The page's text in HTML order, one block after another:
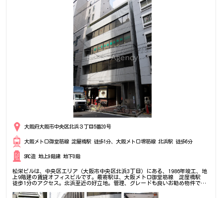
大阪府大阪市中央区北浜３丁目5番20号
大阪メトロ御堂筋線 淀屋橋駅 徒歩1分、大阪メトロ堺筋線 北浜駅 徒歩6分
SRC造 地上9階建 地下0階
松栄ビルは、中央区エリア（大阪市中央区北浜3丁目）にある、1986年竣工、地
上9階建の賃貸オフィスビルです。最寄駅は、大阪メトロ御堂筋線 淀屋橋駅
徒歩1分のアクセス。北浜至近の好立地。管理、グレードも良いお勧め物件で
ご相談下さい。